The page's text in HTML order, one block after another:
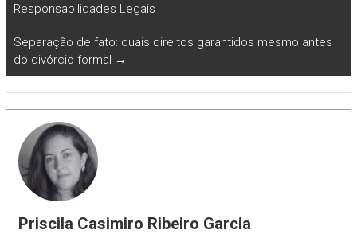
Responsabilidades Legais
Separação de fato: quais direitos garantidos mesmo antes
do divórcio formal →
Priscila Casimiro Ribeiro Garcia